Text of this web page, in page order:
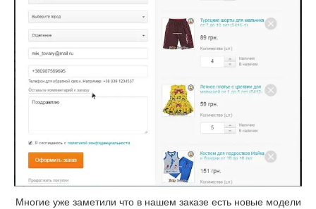
Многие уже заметили что в нашем заказе есть новые модели